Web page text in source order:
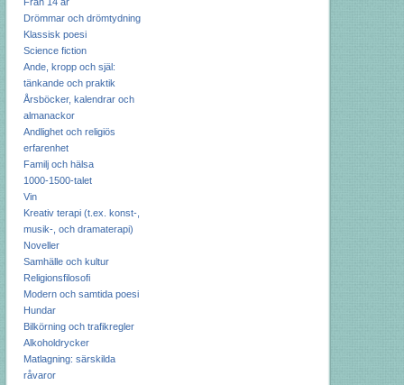
Drömmar och drömtydning
Klassisk poesi
Science fiction
Ande, kropp och själ:
tänkande och praktik
Årsböcker, kalendrar och
almanackor
Andlighet och religiös
erfarenhet
Familj och hälsa
1000-1500-talet
Vin
Kreativ terapi (t.ex. konst-,
musik-, och dramaterapi)
Noveller
Samhälle och kultur
Religionsfilosofi
Modern och samtida poesi
Hundar
Bilkörning och trafikregler
Alkoholdrycker
Matlagning: särskilda
råvaror